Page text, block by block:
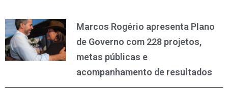
Marcos Rogério apresenta Plano
de Governo com 228 projetos,
metas públicas e
acompanhamento de resultados